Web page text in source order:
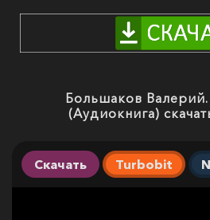
Большаков
(Аудиокнига)
Скачать Turbobit